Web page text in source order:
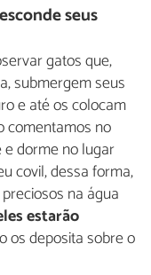
seus
gatos que,
submergem seus
e até os colocam
comentamos no
e dorme no lugar
covil, dessa forma,
na água
estarão
os deposita sobre o